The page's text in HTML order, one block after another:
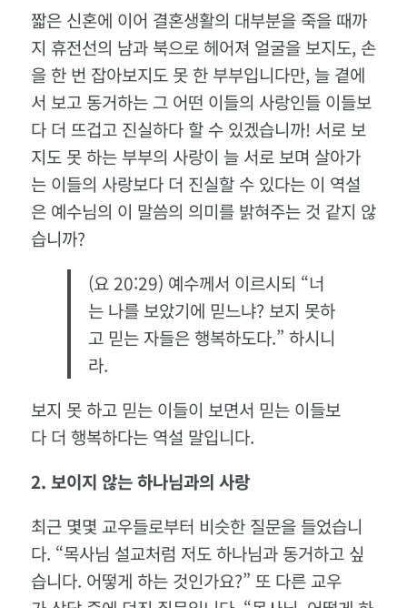
짧은 신혼에 이어 결혼생활의 대부분을 죽을 때까
지 휴전선의 남과 북으로 헤어져 얼굴을 보지도, 손
을 한 번 잡아보지도 못 한 부부입니다만, 늘 곁에
서 보고 동거하는 그 어떤 이들의 사랑인들 이들보
다 더 뜨겁고 진실하다 할 수 있겠습니까! 서로 보
지도 못 하는 부부의 사랑이 늘 서로 보며 살아가
는 이들의 사랑보다 더 진실할 수 있다는 이 역설
은 예수님의 이 말씀의 의미를 밝혀주는 것 같지 않
습니까?
(요 20:29) 예수께서 이르시되 “너
는 나를 보았기에 믿느냐? 보지 못하
고 믿는 자들은 행복하도다.” 하시니
라.
보지 못 하고 믿는 이들이 보면서 믿는 이들보
다 더 행복하다는 역설 말입니다.
2. 보이지 않는 하나님과의 사랑
최근 몇몇 교우들로부터 비슷한 질문을 들었습니
다. “목사님 설교처럼 저도 하나님과 동거하고 싶
습니다. 어떻게 하는 것인가요?” 또 다른 교우